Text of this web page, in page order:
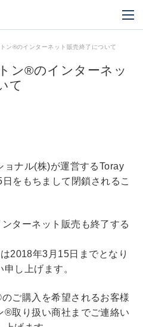
ン®のインターネット販売終了について
ン®のインターネッ
て
ョナル(株)が運営するToray
をもちまして閉鎖されるこ
ターネット販売も終了する
2018年3月15日までとなり
し上げます。
ご購入を希望されるお客様
®取り扱い商社までご連絡い